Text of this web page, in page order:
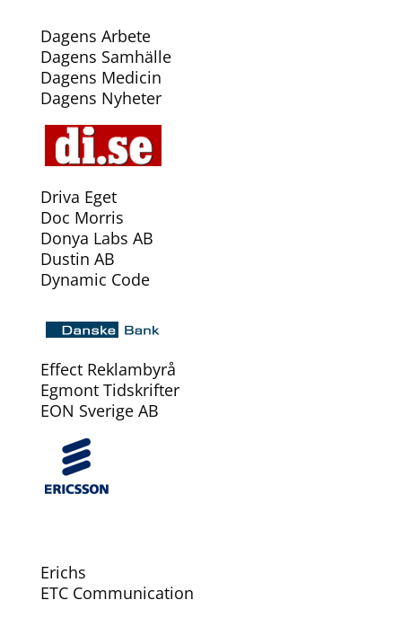
Dagens Arbete
Dagens Samhälle
Dagens Medicin
Dagens Nyheter
Driva Eget
Doc Morris
Donya Labs AB
Dustin AB
Dynamic Code
Effect Reklambyrå
Egmont Tidskrifter
EON Sverige AB
Erichs
ETC Communication